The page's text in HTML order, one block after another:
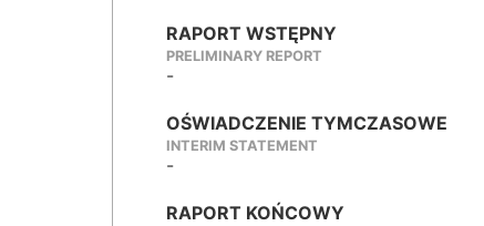
RAPORT WSTĘPNY
PRELIMINARY REPORT
-
OŚWIADCZENIE TYMCZASOWE
INTERIM STATEMENT
-
RAPORT KOŃCOWY